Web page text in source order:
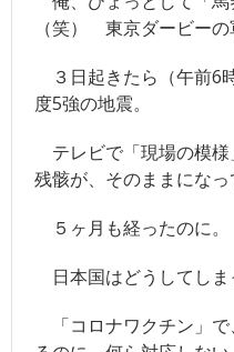
- 「旧_編集長ヘッドライン
- ツイッター
（笑） 東京ダービーの
３日起きたら（午前6
度5強の地震。
テレビで「現場の模
残骸が、そのままになっ
５ヶ月も経ったのに。
日本国はどうしてし
「コロナワクチン」